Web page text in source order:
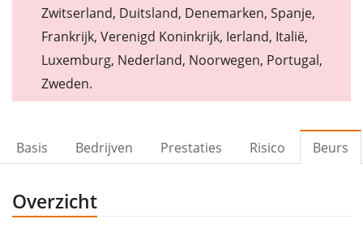
Zwitserland, Duitsland, Denemarken, Spanje,
Frankrijk, Verenigd Koninkrijk, Ierland, Italië,
Luxemburg, Nederland, Noorwegen, Portugal,
Zweden.
Basis Bedrijven Prestaties Risico Beurs
Overzicht